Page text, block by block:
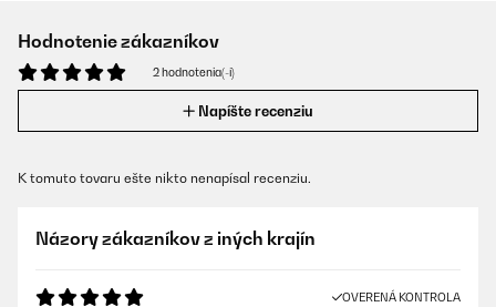
Hodnotenie zákazníkov
2 hodnotenia(-í)
Napíšte recenziu
K tomuto tovaru ešte nikto nenapísal recenziu.
Názory zákazníkov z iných krajín
OVERENÁ KONTROLA